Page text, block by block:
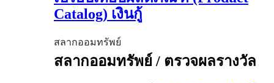
Catalog) เงินกู้
สลากออมทรัพย์
สลากออมทรัพย์ / ตรวจผลรางวัล